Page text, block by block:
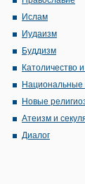
Ислам
Иудаизм
Буддизм
Католичество
Национальные
Новые
Атеизм и
Диалог